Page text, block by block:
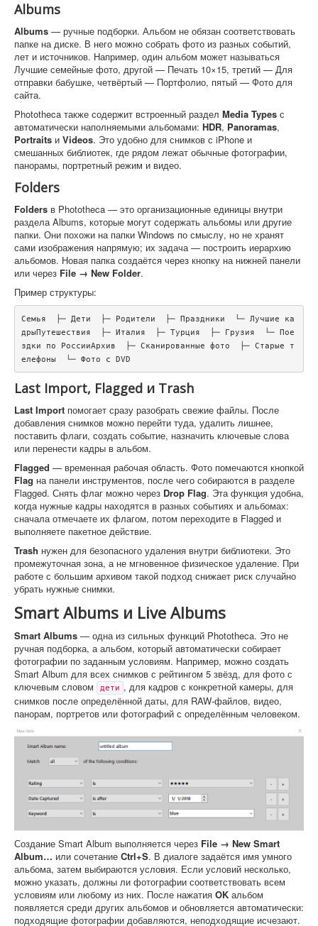
Albums
Albums — ручные подборки. Альбом не обязан соответствовать
папке на диске. В него можно собрать фото из разных событий,
лет и источников. Например, один альбом может называться
Лучшие семейные фото, другой — Печать 10×15, третий — Для
отправки бабушке, четвёртый — Портфолио, пятый — Фото для
сайта.
Phototheca также содержит встроенный раздел Media Types с
автоматически наполняемыми альбомами: HDR, Panoramas,
Portraits и Videos. Это удобно для снимков с iPhone и
смешанных библиотек, где рядом лежат обычные фотографии,
панорамы, портретный режим и видео.
Folders
Folders в Phototheca — это организационные единицы внутри
раздела Albums, которые могут содержать альбомы или другие
папки. Они похожи на папки Windows по смыслу, но не хранят
сами изображения напрямую; их задача — построить иерархию
альбомов. Новая папка создаётся через кнопку на нижней панели
или через File → New Folder.
Пример структуры:
Семья  ├─ Дети  ├─ Родители  ├─ Праздники  └─ Лучшие ка
дрыПутешествия  ├─ Италия  ├─ Турция  ├─ Грузия  └─ Пое
здки по РоссииАрхив  ├─ Сканированные фото  ├─ Старые т
елефоны  └─ Фото с DVD
Last Import, Flagged и Trash
Last Import помогает сразу разобрать свежие файлы. После
добавления снимков можно перейти туда, удалить лишнее,
поставить флаги, создать событие, назначить ключевые слова
или перенести кадры в альбом.
Flagged — временная рабочая область. Фото помечаются кнопкой
Flag на панели инструментов, после чего собираются в разделе
Flagged. Снять флаг можно через Drop Flag. Эта функция удобна,
когда нужные кадры находятся в разных событиях и альбомах:
сначала отмечаете их флагом, потом переходите в Flagged и
выполняете пакетное действие.
Trash нужен для безопасного удаления внутри библиотеки. Это
промежуточная зона, а не мгновенное физическое удаление. При
работе с большим архивом такой подход снижает риск случайно
убрать нужные снимки.
Smart Albums и Live Albums
Smart Albums — одна из сильных функций Phototheca. Это не
ручная подборка, а альбом, который автоматически собирает
фотографии по заданным условиям. Например, можно создать
Smart Album для всех снимков с рейтингом 5 звёзд, для фото с
ключевым словом
дети , для кадров с конкретной камеры, для
снимков после определённой даты, для RAW-файлов, видео,
панорам, портретов или фотографий с определённым человеком.
Создание Smart Album выполняется через File → New Smart
Album… или сочетание Ctrl+S. В диалоге задаётся имя умного
альбома, затем выбираются условия. Если условий несколько,
можно указать, должны ли фотографии соответствовать всем
условиям или любому из них. После нажатия OK альбом
появляется среди других альбомов и обновляется автоматически:
подходящие фотографии добавляются, неподходящие исчезают.